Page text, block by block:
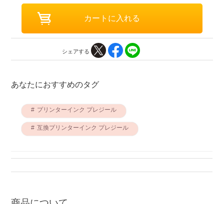
シェアする
あなたにおすすめのタグ
プリンターインク プレジール
互換プリンターインク プレジール